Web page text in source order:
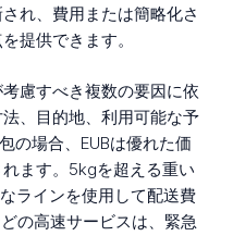
れ、費用または簡略化さ
提供できます。
慮すべき複数の要因に依
、目的地、利用可能な予
の場合、EUBは優れた価
ます。5kgを超える重い
ラインを使用して配送費
の高速サービスは、緊急